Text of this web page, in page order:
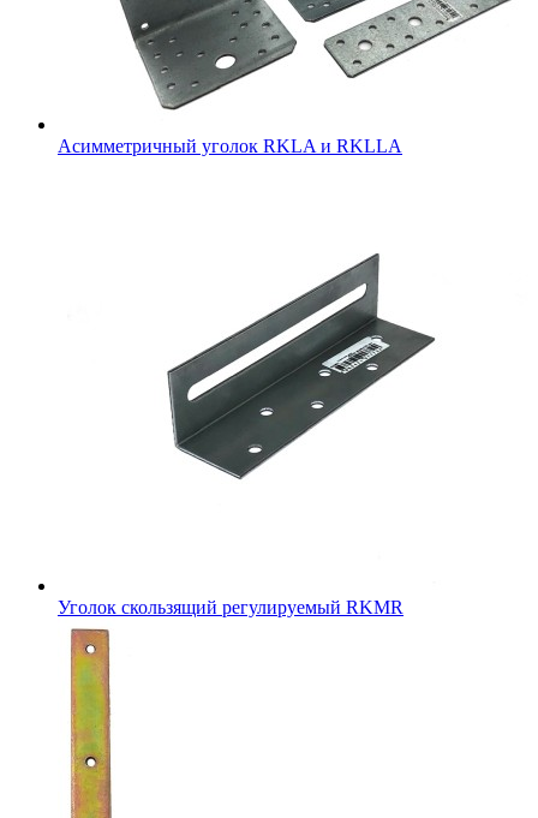
Асимметричный уголок RKLA и RKLLA
Уголок скользящий регулируемый RKMR